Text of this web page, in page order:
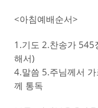
<아침예배순서>
1.기도 2.찬송가 545
해서)
4.말씀 5.주님께서
께 통독